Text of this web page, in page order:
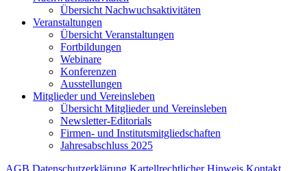
Übersicht Nachwuchsaktivitäten
Veranstaltungen
Übersicht Veranstaltungen
Fortbildungen
Webinare
Konferenzen
Ausstellungen
Mitglieder und Vereinsleben
Übersicht Mitglieder und Vereinsleben
Newsletter-Editorials
Firmen- und Institutsmitgliedschaften
Jahresabschluss 2025
AGB Datenschutzerklärung Kartellrechtlicher Hinweis Kontakt